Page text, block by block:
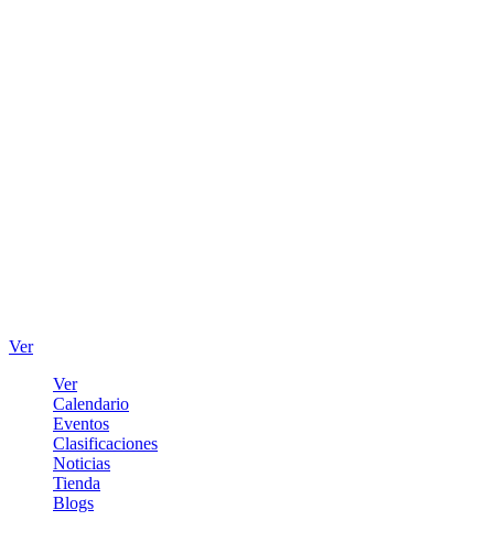
Ver
Ver
Calendario
Eventos
Clasificaciones
Noticias
Tienda
Blogs